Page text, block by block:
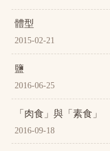
體型
2015-02-21
鹽
2016-06-25
「肉食」與「素食」
2016-09-18